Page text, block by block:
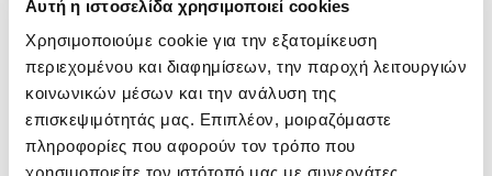
Αυτή η ιστοσελίδα χρησιμοποιεί cookies
Χρησιμοποιούμε cookie για την εξατομίκευση
περιεχομένου και διαφημίσεων, την παροχή λειτουργιών
κοινωνικών μέσων και την ανάλυση της
επισκεψιμότητάς μας. Επιπλέον, μοιραζόμαστε
πληροφορίες που αφορούν τον τρόπο που
Κάνε εγγραφή στο newsletter